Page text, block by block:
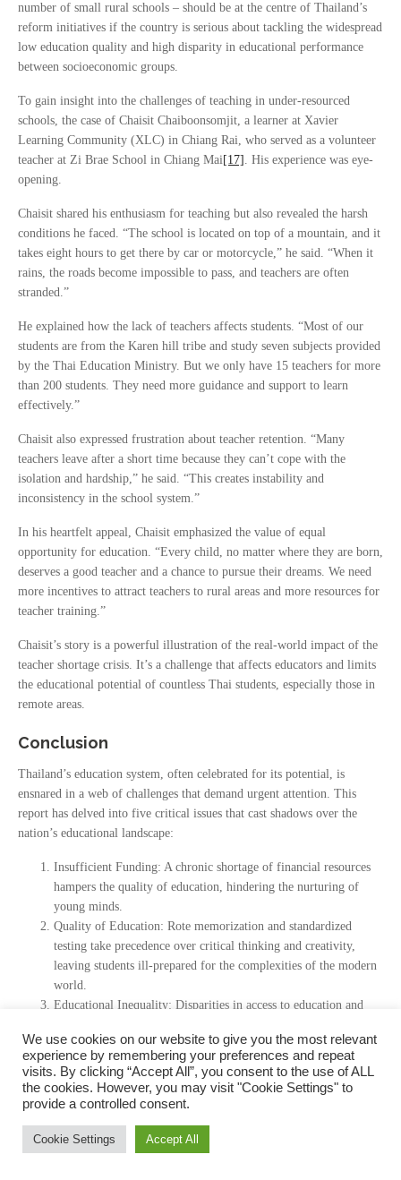
number of small rural schools – should be at the centre of Thailand’s
reform initiatives if the country is serious about tackling the widespread
low education quality and high disparity in educational performance
between socioeconomic groups.
To gain insight into the challenges of teaching in under-resourced
schools, the case of Chaisit Chaiboonsomjit, a learner at Xavier
Learning Community (XLC) in Chiang Rai, who served as a volunteer
teacher at Zi Brae School in Chiang Mai[17] . His experience was eye-
opening.
Chaisit shared his enthusiasm for teaching but also revealed the harsh
conditions he faced. “The school is located on top of a mountain, and it
takes eight hours to get there by car or motorcycle,” he said. “When it
rains, the roads become impossible to pass, and teachers are often
stranded.”
He explained how the lack of teachers affects students. “Most of our
students are from the Karen hill tribe and study seven subjects provided
by the Thai Education Ministry. But we only have 15 teachers for more
than 200 students. They need more guidance and support to learn
effectively.”
Chaisit also expressed frustration about teacher retention. “Many
teachers leave after a short time because they can’t cope with the
isolation and hardship,” he said. “This creates instability and
inconsistency in the school system.”
In his heartfelt appeal, Chaisit emphasized the value of equal
opportunity for education. “Every child, no matter where they are born,
deserves a good teacher and a chance to pursue their dreams. We need
more incentives to attract teachers to rural areas and more resources for
teacher training.”
Chaisit’s story is a powerful illustration of the real-world impact of the
teacher shortage crisis. It’s a challenge that affects educators and limits
the educational potential of countless Thai students, especially those in
remote areas.
Conclusion
Thailand’s education system, often celebrated for its potential, is
ensnared in a web of challenges that demand urgent attention. This
report has delved into five critical issues that cast shadows over the
nation’s educational landscape:
Insufficient Funding: A chronic shortage of financial resources
hampers the quality of education, hindering the nurturing of
young minds.
Quality of Education: Rote memorization and standardized
testing take precedence over critical thinking and creativity,
leaving students ill-prepared for the complexities of the modern
world.
Educational Inequality: Disparities in access to education and
communities and perpetuating social divisions.
Teacher Shortage: A severe lack of qualified educators,
particularly in rural areas and critical subjects, disrupts the
learning process and hinders student development.
These challenges collectively pose a profound threat to Thailand’s
education system and, by extension, its future. A nation’s strength lies
We use cookies on our website to give you the most relevant
experience by remembering your preferences and repeat
visits. By clicking “Accept All”, you consent to the use of ALL
the cookies. However, you may visit "Cookie Settings" to
provide a controlled consent.
Cookie Settings Accept All